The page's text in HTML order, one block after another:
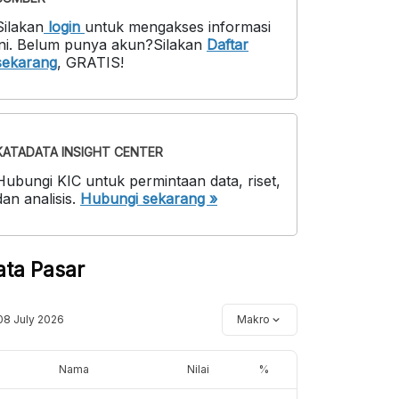
login untuk mengakses informasi
. Belum punya akun?Silakan Daftar
, GRATIS!
INSIGHT CENTER
KIC untuk permintaan data, riset,
analisis. Hubungi sekarang »
Pasar
July 2026 Makro
Nama Nilai %